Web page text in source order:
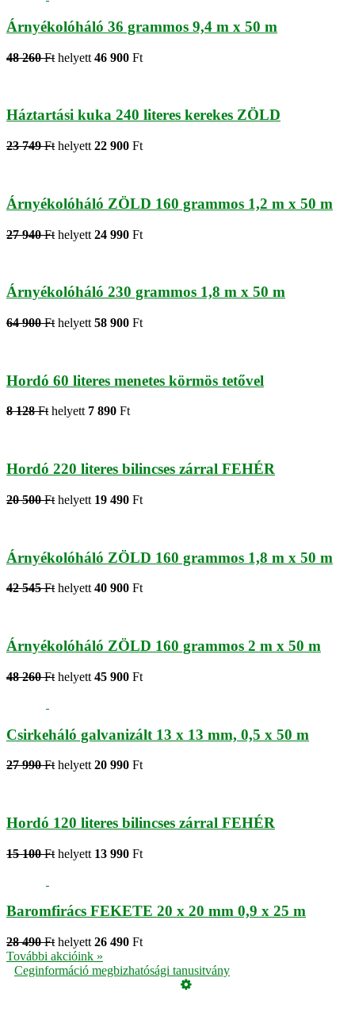
Árnyékolóháló 36 grammos 9,4 m x 50 m
48 260 Ft helyett 46 900 Ft
Háztartási kuka 240 literes kerekes ZÖLD
23 749 Ft helyett 22 900 Ft
Árnyékolóháló ZÖLD 160 grammos 1,2 m x 50 m
27 940 Ft helyett 24 990 Ft
Árnyékolóháló 230 grammos 1,8 m x 50 m
64 900 Ft helyett 58 900 Ft
Hordó 60 literes menetes körmös tetővel
8 128 Fthelyett 7 890 Ft
Hordó 220 literes bilincses zárral FEHÉR
20 500 Ft helyett 19 490 Ft
Árnyékolóháló ZÖLD 160 grammos 1,8 m x 50 m
42 545 Ft helyett 40 900 Ft
Árnyékolóháló ZÖLD 160 grammos 2 m x 50 m
48 260 Ft helyett 45 900 Ft
Csirkeháló galvanizált 13 x 13 mm, 0,5 x 50 m
27 990 Ft helyett 20 990 Ft
Hordó 120 literes bilincses zárral FEHÉR
15 100 Ft helyett 13 990 Ft
Baromfirács FEKETE 20 x 20 mm 0,9 x 25 m
28 490 Ft helyett 26 490 Ft
További akcióink »
Ceginformáció megbizhatósági tanusitvány